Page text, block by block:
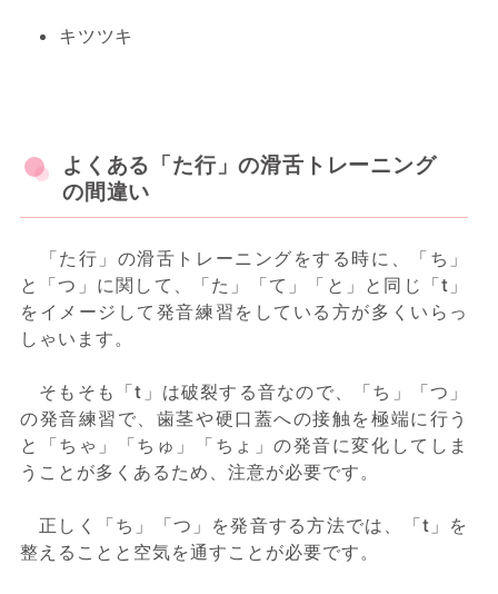
キツツキ
よくある「た行」の滑舌トレーニング
の間違い
「た行」の滑舌トレーニングをする時に、「ち」
と「つ」に関して、「た」「て」「と」と同じ「t」
をイメージして発音練習をしている方が多くいらっ
しゃいます。
そもそも「t」は破裂する音なので、「ち」「つ」
の発音練習で、歯茎や硬口蓋への接触を極端に行う
と「ちゃ」「ちゅ」「ちょ」の発音に変化してしま
うことが多くあるため、注意が必要です。
正しく「ち」「つ」を発音する方法では、「t」を
整えることと空気を通すことが必要です。